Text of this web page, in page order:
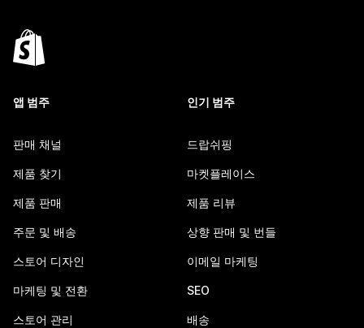
앱 범주
판매 채널
제품 찾기
제품 판매
주문 및 배송
스토어 디자인
마케팅 및 전환
스토어 관리
인기 범주
드랍쉬핑
마켓플레이스
제품 리뷰
상향 판매 및 번들
이메일 마케팅
SEO
배송